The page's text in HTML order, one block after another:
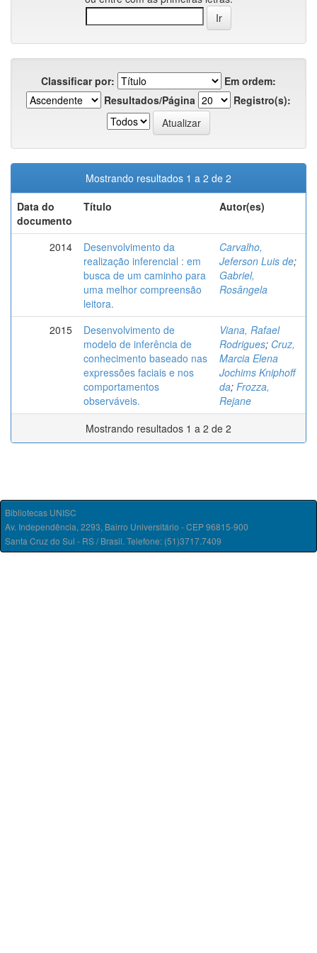
Classificar por:
Em ordem:
Resultados/Página
Registro(s):
Mostrando resultados 1 a 2 de 2
Data do
documento
Título Autor(es)
2014
Desenvolvimento da
realização inferencial : em
busca de um caminho para
uma melhor compreensão
leitora.
Carvalho,
Jeferson Luis de;
Gabriel,
Rosângela
2015
Desenvolvimento de
modelo de inferência de
conhecimento baseado nas
expressões faciais e nos
comportamentos
observáveis.
Viana, Rafael
Rodrigues; Cruz,
Marcia Elena
Jochims Kniphoff
da; Frozza,
Rejane
Mostrando resultados 1 a 2 de 2
Bibliotecas UNISC
Av. Independência, 2293, Bairro Universitário - CEP 96815-900
Santa Cruz do Sul - RS / Brasil. Telefone: (51)3717.7409